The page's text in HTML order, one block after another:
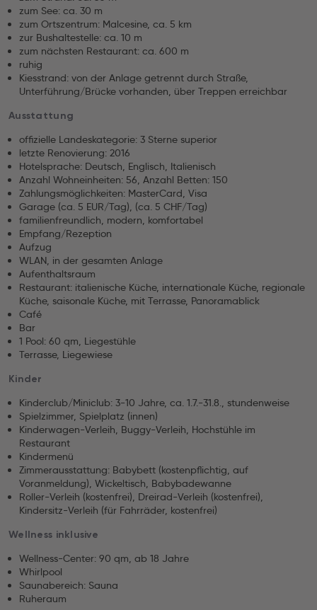
zum See: ca. 30 m
zum Ortszentrum: Malcesine, ca. 5 km
zur Bushaltestelle: ca. 10 m
zum nächsten Restaurant: ca. 600 m
ruhig
Kiesstrand: von der Anlage getrennt durch Straße,
Unterführung/Brücke vorhanden, über Treppen erreichbar
Ausstattung
offizielle Landeskategorie: 3 Sterne superior
letzte Renovierung: 2016
Hotelsprache: Deutsch, Englisch, Italienisch
Anzahl Wohneinheiten: 56, Anzahl Betten: 150
Zahlungsmöglichkeiten: MasterCard, Visa
Garage (ca. 5 EUR/Tag), (ca. 5 CHF/Tag)
familienfreundlich, modern, komfortabel
Empfang/Rezeption
Aufzug
WLAN, in der gesamten Anlage
Aufenthaltsraum
Restaurant: italienische Küche, internationale Küche, regionale
Küche, saisonale Küche, mit Terrasse, Panoramablick
Café
Bar
1 Pool: 60 qm, Liegestühle
Terrasse, Liegewiese
Kinder
Kinderclub/Miniclub: 3-10 Jahre, ca. 1.7.-31.8., stundenweise
Spielzimmer, Spielplatz (innen)
Kinderwagen-Verleih, Buggy-Verleih, Hochstühle im
Restaurant
Kindermenü
Zimmerausstattung: Babybett (kostenpflichtig, auf
Voranmeldung), Wickeltisch, Babybadewanne
Roller-Verleih (kostenfrei), Dreirad-Verleih (kostenfrei),
Kindersitz-Verleih (für Fahrräder, kostenfrei)
Wellness inklusive
Wellness-Center: 90 qm, ab 18 Jahre
Whirlpool
Saunabereich: Sauna
Ruheraum